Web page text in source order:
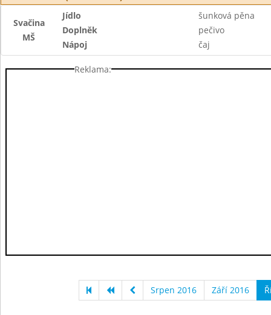
Svačina
MŠ
Jídlo
šunková pěna
Doplněk
pečivo
Nápoj
čaj
Reklama:
Srpen 2016 Září 2016